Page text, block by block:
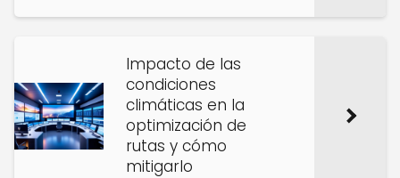
Impacto de las
condiciones
climáticas en la
optimización de
rutas y cómo
mitigarlo